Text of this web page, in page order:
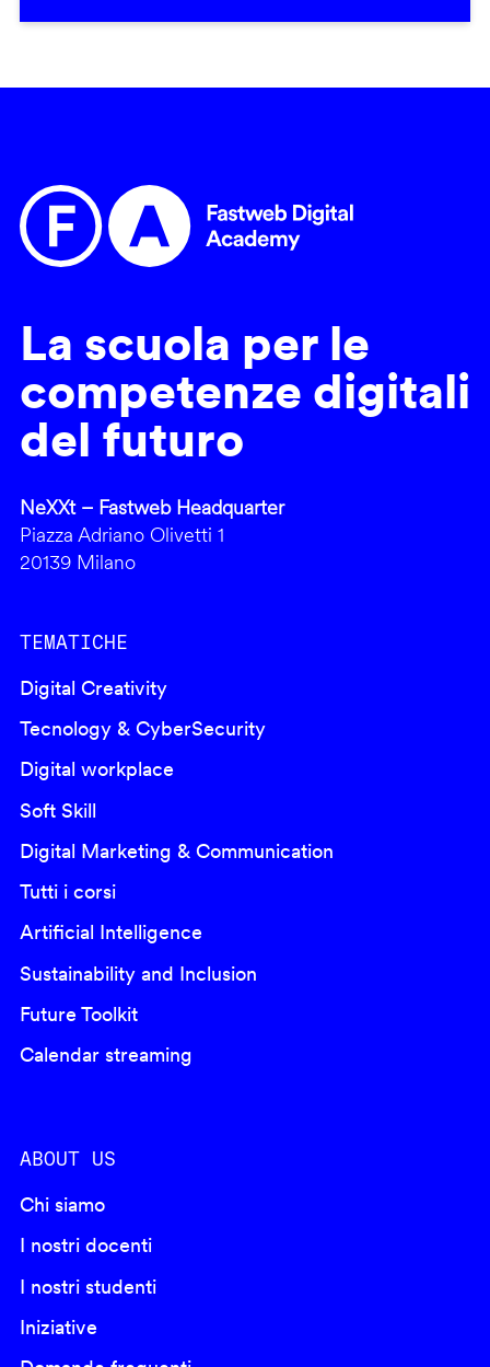
La scuola per le
competenze digitali
del futuro
NeXXt – Fastweb Headquarter
Piazza Adriano Olivetti 1
20139 Milano
TEMATICHE
Digital Creativity
Tecnology & CyberSecurity
Digital workplace
Soft Skill
Digital Marketing & Communication
Tutti i corsi
Artificial Intelligence
Sustainability and Inclusion
Future Toolkit
Calendar streaming
ABOUT US
Chi siamo
I nostri docenti
I nostri studenti
Iniziative